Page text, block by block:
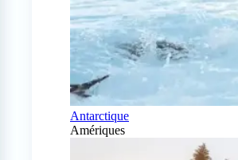
Antarctique
Amériques